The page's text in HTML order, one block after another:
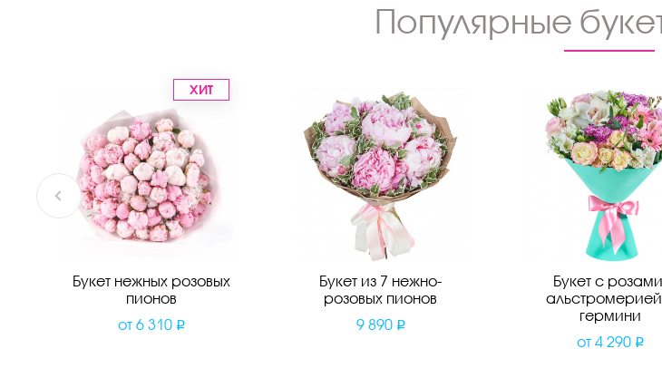
Популярные
ХИТ
Букет нежных розовых
пионов
от 6 310
Букет из 7 нежно-
розовых пионов
9 890
Букет с
гермини
от 4 290